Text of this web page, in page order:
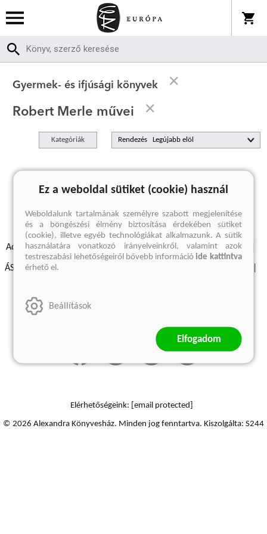
Gyermek- és ifjúsági könyvek
Robert Merle művei
Kategóriák Rendezés
A keresett kifejezésre nincs találat
Adatvédelmi szabályzatok Elállási felmondási nyilatkozat
ÁSZF - Vásárlási feltételek
Szállítási információk
Elérhetőségeink: [email protected]
© 2026 Alexandra Könyvesház. Minden jog fenntartva. Kiszolgálta: S244
Ez a weboldal sütiket (cookie) használ
Weboldalunk tartalmának személyre szabott megjelenítése
és a böngészési élmény biztosítása érdekében sütiket
(cookie), illetve egyéb technológiákat alkalmazunk. A sütik
használatára vonatkozó irányelveinkről, valamint azok
testreszabási lehetőségeiről bővebb információide kattintva
érhető el.
Beállítások
Elfogadom